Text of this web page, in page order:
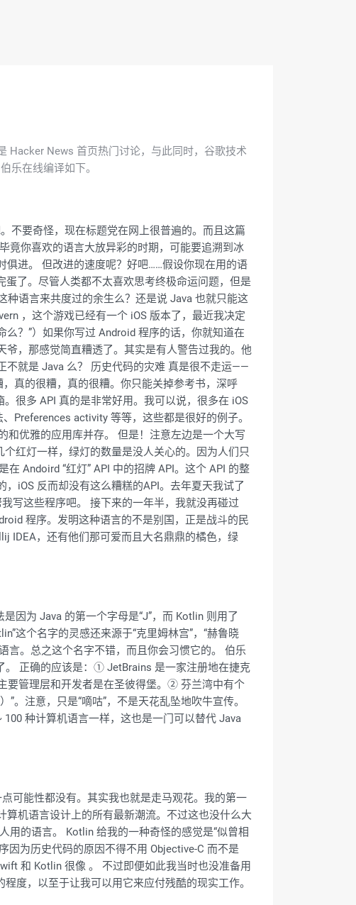
Hacker News 首页热门讨论，与此同时，谷歌技术
乐在线编译如下。
不要奇怪，现在标题党在网上很普遍的。而且这篇
竟你喜欢的语言大放异彩的时期，可能要追溯到冰
俱进。 但改进的速度呢？好吧……假设你现在用的语
了。尽管人类都不太喜欢思考终极命运问题，但是
种语言来共度过的余生么？还是说 Java 也就只能这
，这个游戏已经有一个 iOS 版本了，最近我决定
？”）如果你写过 Android 程序的话，你就知道在
，那感觉简直糟透了。其实是有人警告过我的。他
不就是 Java 么？ 历史代码的灾难 真是很不走运——
真的很糟，真的很糟。你只能关掉参考书，深呼
很多 API 真的是非常好用。我可以说，很多在 iOS
Preferences activity 等等，这些都是很好的例子。
和优雅的应用库并存。 但是！注意左边是一个大写
红灯一样，绿灯的数量是没人关心的。因为人们只
Andoird “红灯” API 中的招牌 API。这个 API 的整
iOS 反而却没有这么糟糕的API。去年夏天我试了
写这些程序吧。 接下来的一年半，我就没再碰过
程序。发明这种语言的不是别国，正是战斗的民
IDEA，还有他们那可爱而且大名鼎鼎的橘色，绿
因为 Java 的第一个字母是“J”，而 Kotlin 则用了
这个名字的灵感还来源于“克里姆林宫”，“赫鲁晓
言。总之这个名字不错，而且你会习惯它的。 伯乐
。 正确的应该是：① JetBrains 是一家注册地在捷克
要管理层和开发者是在圣彼得堡。② 芬兰湾中有个
。注意，只是“嘀咕”，不是天花乱坠地吹牛宣传。
种计算机语言一样，这也是一门可以替代 Java
可能性都没有。其实我也就是走马观花。我的第一
机语言设计上的所有最新潮流。不过这也没什么大
用的语言。 Kotlin 给我的一种奇怪的感觉是“似曾相
因为历史代码的原因不得不用 Objective-C 而不是
和 Kotlin 很像 。 不过即便如此我当时也没准备用
度，以至于让我可以用它来应付残酷的现实工作。